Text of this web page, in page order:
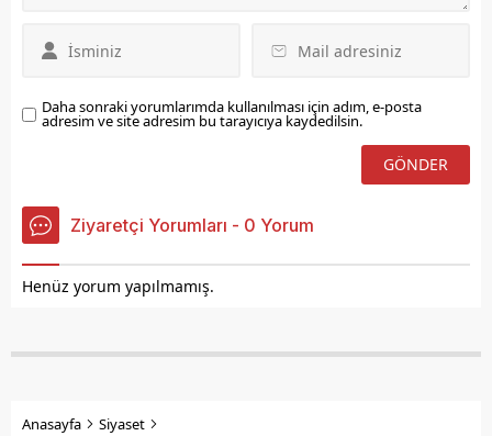
Daha sonraki yorumlarımda kullanılması için adım, e-posta
adresim ve site adresim bu tarayıcıya kaydedilsin.
Ziyaretçi Yorumları - 0 Yorum
Henüz yorum yapılmamış.
Anasayfa
Siyaset